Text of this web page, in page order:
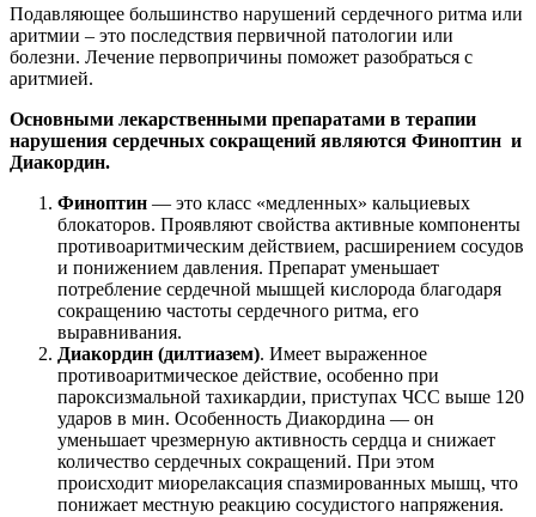
Подавляющее большинство нарушений сердечного ритма или
аритмии – это последствия первичной патологии или
болезни. Лечение первопричины поможет разобраться с
аритмией.
Основными лекарственными препаратами в терапии
нарушения сердечных сокращений являются Финоптин и
Диакордин.
Финоптин — это класс «медленных» кальциевых
блокаторов. Проявляют свойства активные компоненты
противоаритмическим действием, расширением сосудов
и понижением давления. Препарат уменьшает
потребление сердечной мышцей кислорода благодаря
сокращению частоты сердечного ритма, его
выравнивания.
Диакордин (дилтиазем). Имеет выраженное
противоаритмическое действие, особенно при
пароксизмальной тахикардии, приступах ЧСС выше 120
ударов в мин. Особенность Диакордина — он
уменьшает чрезмерную активность сердца и снижает
количество сердечных сокращений. При этом
происходит миорелаксация спазмированных мышц, что
понижает местную реакцию сосудистого напряжения.